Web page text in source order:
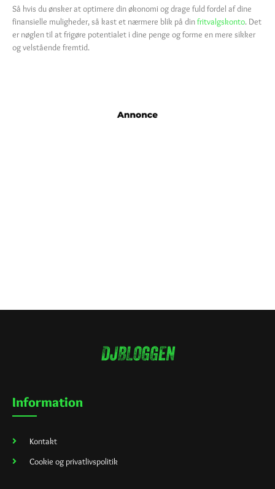
Så hvis du ønsker at optimere din økonomi og drage fuld fordel af dine
finansielle muligheder, så kast et nærmere blik på dinfritvalgskonto. Det
er nøglen til at frigøre potentialet i dine penge og forme en mere sikker
og velstående fremtid.
Information
Kontakt
Cookie og privatlivspolitik